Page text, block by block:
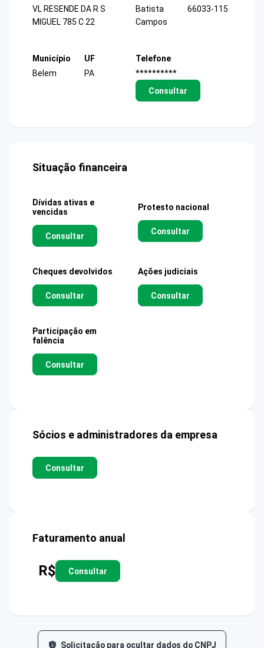
VL RESENDE DA R S
MIGUEL 785 C 22
Batista
Campos
66033-115
Município
Belem
UF
PA
Telefone
**********
Consultar
Situação financeira
Dívidas ativas e
vencidas
Consultar
Protesto nacional
Consultar
Cheques devolvidos
Consultar
Ações judiciais
Consultar
Participação em
falência
Consultar
Sócios e administradores da empresa
Consultar
Faturamento anual
R$ Consultar
Solicitação para ocultar dados do CNPJ